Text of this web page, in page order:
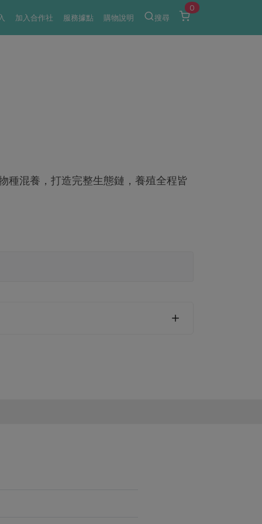
加入合作社 服務據點 購物說明 搜尋
0
種混養，打造完整生態鏈，養殖全程皆